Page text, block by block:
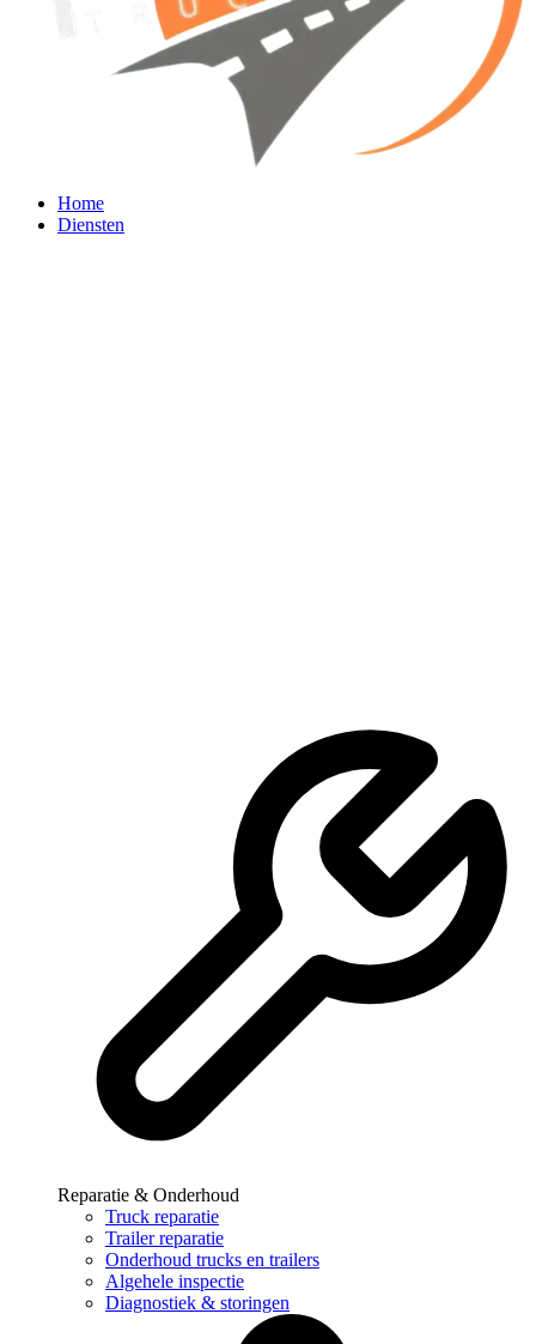
Home
Diensten
Reparatie & Onderhoud
Truck reparatie
Trailer reparatie
Onderhoud trucks en trailers
Algehele inspectie
Diagnostiek & storingen